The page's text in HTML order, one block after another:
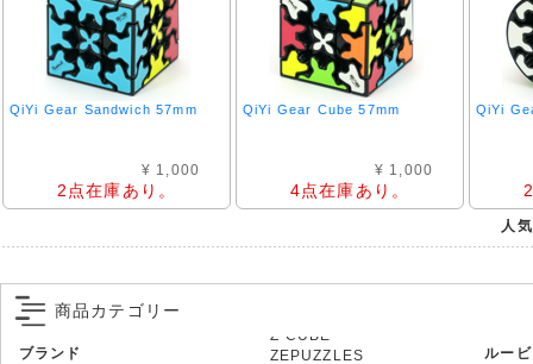
QiYi Gear Sandwich 57mm
¥ 1,000
2点在庫あり。
QiYi Gear Cube 57mm
¥ 1,000
4点在庫あり。
QiYi
人
商品カテゴリー
ブランド
ZEPUZZLES
ルー